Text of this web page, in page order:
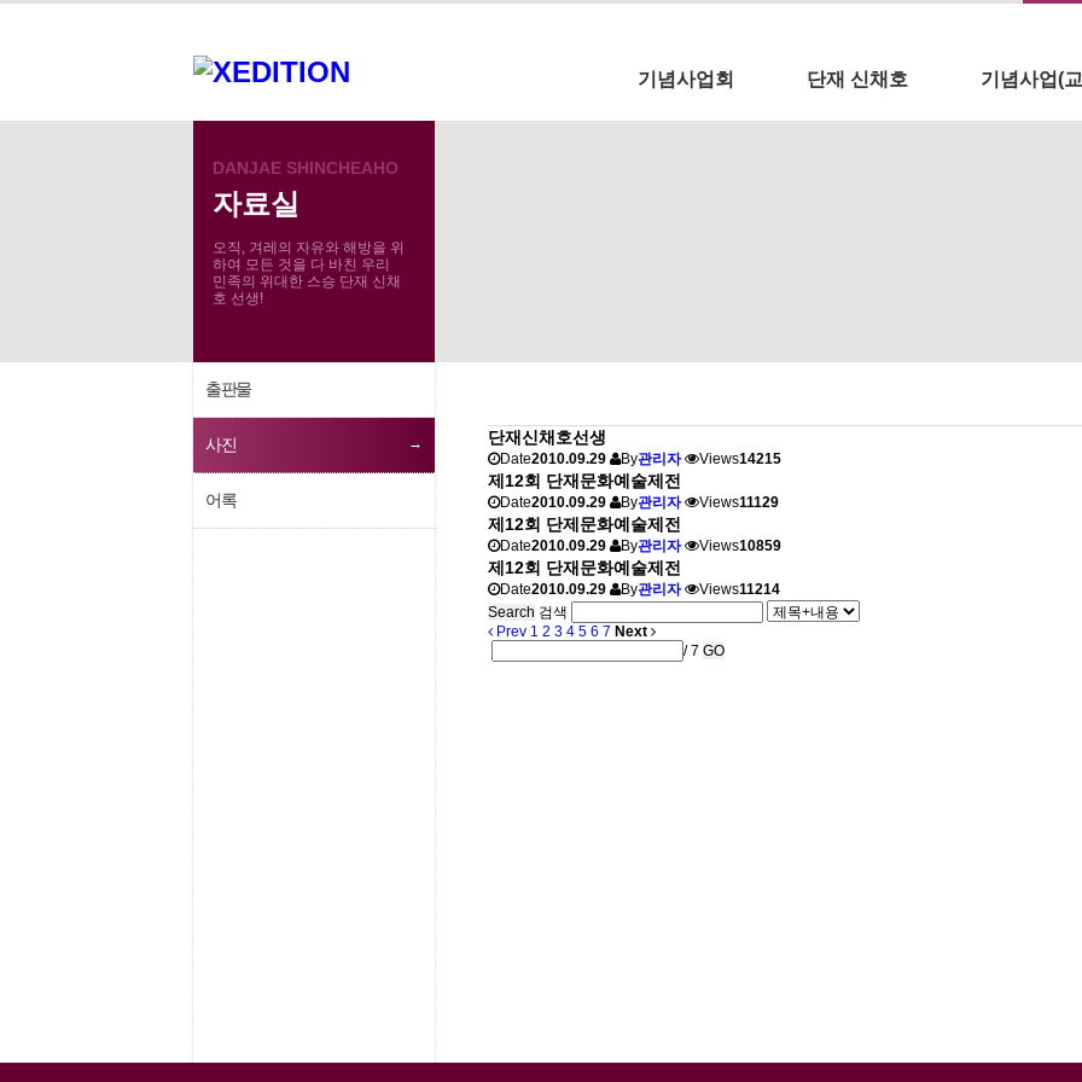
기념사업회 단재 신채호 기념사업(
DANJAE SHINCHEAHO
자료실
오직, 겨레의 자유와 해방을 위
하여 모든 것을 다 바친 우리
민족의 위대한 스승 단재 신채
호 선생!
자료실
사진
출판물
사진
어록
단재신채호선생
Date2010.09.29 By관리자 Views14215
제12회 단재문화예술제전
Date2010.09.29 By관리자 Views11129
제12회 단제문화예술제전
Date2010.09.29 By관리자 Views10859
제12회 단재문화예술제전
Date2010.09.29 By관리자 Views11214
Search 검색
Prev 1 2 3 4 5 6 7 Next
/ 7 GO